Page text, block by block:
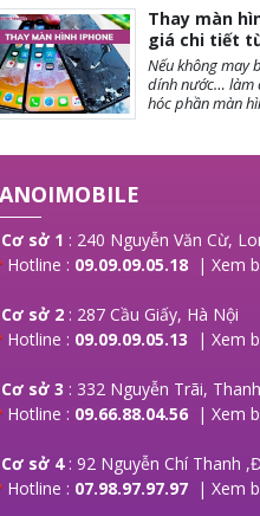
đợi nhanh, lấy
Chế độ bảo
hàng. Tặng
ốp lưng, miễn
Thay màn
giá chi tiết
màn iPhone
Nếu không may
dính nước… làm
hóc phần màn
được dài lâu.
mời bạn tham
sở 1 : 240 Nguyễn Văn Cừ,
: 09.09.09.05.18 | Xem
sở 2 : 287 Cầu Giấy, Hà Nội
: 09.09.09.05.13 | Xem
sở 3 : 332 Nguyễn Trãi,
: 09.66.88.04.56 | Xem
sở 4: 92 Nguyễn Chí Thanh
: 07.98.97.97.97 | Xem